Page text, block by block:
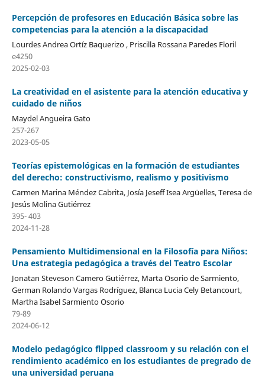
Percepción de profesores en Educación Básica sobre las
competencias para la atención a la discapacidad
Lourdes Andrea Ortíz Baquerizo , Priscilla Rossana Paredes Floril
e4250
2025-02-03
La creatividad en el asistente para la atención educativa y
cuidado de niños
Maydel Angueira Gato
257-267
2023-05-05
Teorías epistemológicas en la formación de estudiantes
del derecho: constructivismo, realismo y positivismo
Carmen Marina Méndez Cabrita, Josía Jeseff Isea Argüelles, Teresa de
Jesús Molina Gutiérrez
395- 403
2024-11-28
Pensamiento Multidimensional en la Filosofía para Niños:
Una estrategia pedagógica a través del Teatro Escolar
Jonatan Steveson Camero Gutiérrez, Marta Osorio de Sarmiento,
German Rolando Vargas Rodríguez, Blanca Lucia Cely Betancourt,
Martha Isabel Sarmiento Osorio
79-89
2024-06-12
Modelo pedagógico flipped classroom y su relación con el
rendimiento académico en los estudiantes de pregrado de
una universidad peruana